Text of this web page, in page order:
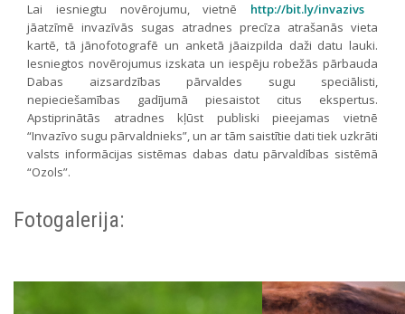
Lai iesniegtu novērojumu, vietnē http://bit.ly/invazivs
jāatzīmē invazīvās sugas atradnes precīza atrašanās vieta
kartē, tā jānofotografē un anketā jāaizpilda daži datu lauki.
Iesniegtos novērojumus izskata un iespēju robežās pārbauda
Dabas aizsardzības pārvaldes sugu speciālisti,
nepieciešamības gadījumā piesaistot citus ekspertus.
Apstiprinātās atradnes kļūst publiski pieejamas vietnē
“Invazīvo sugu pārvaldnieks”, un ar tām saistītie dati tiek uzkrāti
valsts informācijas sistēmas dabas datu pārvaldības sistēmā
“Ozols”.
Fotogalerija: